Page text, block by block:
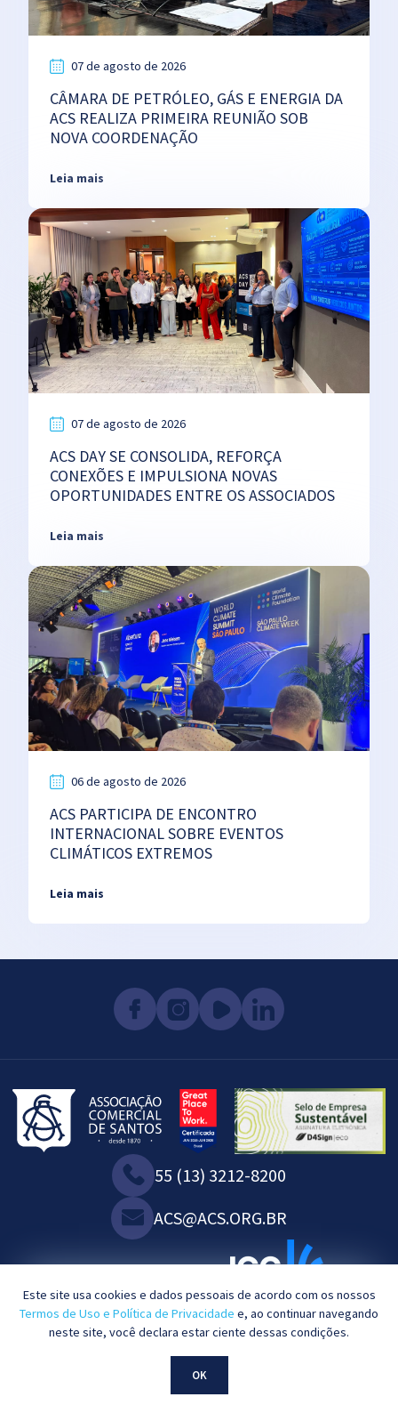
Este site usa cookies e dados pessoais de acordo com os nossos
Termos de Uso e Política de Privacidade e, ao continuar navegando
neste site, você declara estar ciente dessas condições.
OK
07 de agosto de 2026
CÂMARA DE PETRÓLEO, GÁS E ENERGIA DA
ACS REALIZA PRIMEIRA REUNIÃO SOB
NOVA COORDENAÇÃO
Leia mais
07 de agosto de 2026
ACS DAY SE CONSOLIDA, REFORÇA
CONEXÕES E IMPULSIONA NOVAS
OPORTUNIDADES ENTRE OS ASSOCIADOS
Leia mais
06 de agosto de 2026
ACS PARTICIPA DE ENCONTRO
INTERNACIONAL SOBRE EVENTOS
CLIMÁTICOS EXTREMOS
Leia mais
55 (13) 3212-8200
ACS@ACS.ORG.BR
2023©. Todos os direitos reservados.
Desenvolvido porKBRTEC